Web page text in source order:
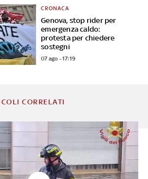
Genova, stop rider per
emergenza caldo:
protesta per chiedere
sostegni
CRONACA
07 ago - 17:19
CORRELATI